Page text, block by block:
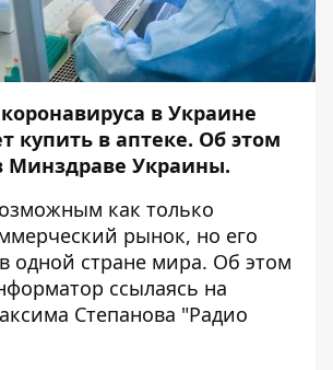
в Украине
купить в аптеке. Об этом
Минздраве Украины.
как только
рынок, но его
одной стране мира. Об этом
ссылаясь на
Степанова "Радио